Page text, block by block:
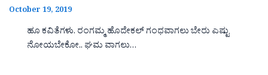
October 19, 2019
ಹೂ ಕವಿತೆಗಳು. ರಂಗಮ್ಮ ಹೊದೇಕಲ್ ಗಂಧವಾಗಲು ಬೇರು ಎಷ್ಟು
ನೋಯಬೇಕೋ.. ಘಮ ವಾಗಲು…